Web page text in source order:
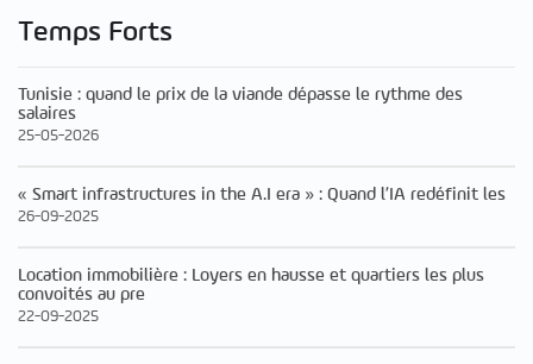
Temps Forts
Tunisie : quand le prix de la viande dépasse le rythme des
salaires
25-05-2026
« Smart infrastructures in the A.I era » : Quand l’IA redéfinit les
26-09-2025
Location immobilière : Loyers en hausse et quartiers les plus
convoités au pre
22-09-2025